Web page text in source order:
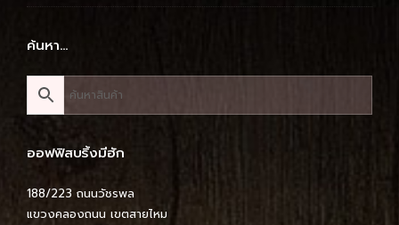
ค้นหา…
ออฟฟิสบริ้งมีฮัก
188/223 ถนนวัชรพล
แขวงคลองถนน เขตสายไหม